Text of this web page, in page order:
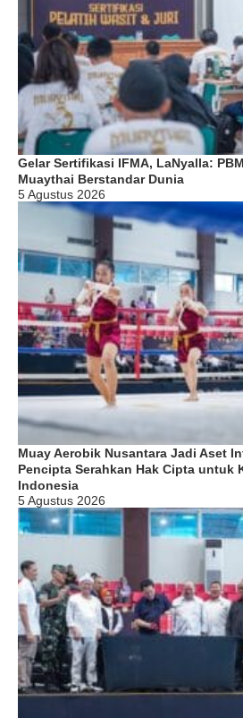
Gelar Sertifikasi IFMA, LaNyalla:
Muaythai Berstandar Dunia
5 Agustus 2026
Muay Aerobik Nusantara Jadi Aset
Pencipta Serahkan Hak Cipta untuk
Indonesia
5 Agustus 2026